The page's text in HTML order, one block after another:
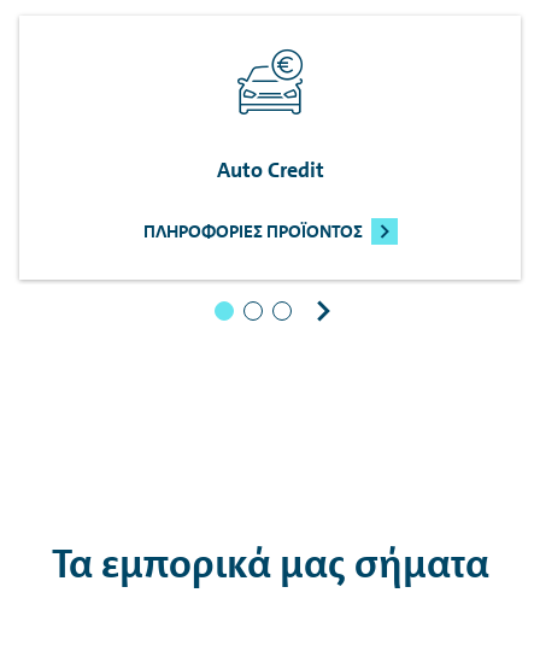
AutoCredit
ΠΛΗΡΟΦΟΡΊΕΣ ΠΡΟΪΌΝΤΟΣ
Τα εμπορικά μας σήματα